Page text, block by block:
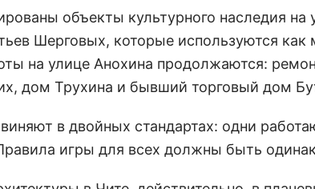
объекты культурного наследия на
Шерговых, которые используются
на улице Анохина продолжаются:
дом Трухина и бывший торговый дом
в двойных стандартах: одни
игры для всех должны быть